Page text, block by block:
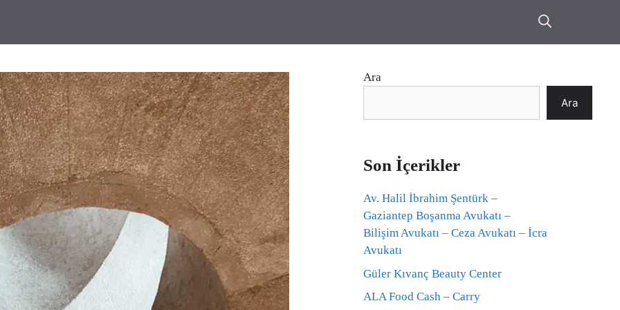
Ara
Ara
Son İçerikler
Av. Halil İbrahim Şentürk –
Gaziantep Boşanma Avukatı –
Bilişim Avukatı – Ceza Avukatı – İcra
Avukatı
Güler Kıvanç Beauty Center
ALA Food Cash – Carry